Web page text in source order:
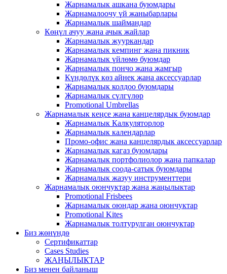
Жарнамалык ашкана буюмдары
Жарнамалоочу үй жаныбарлары
Жарнамалык шаймандар
Көңүл ачуу жана ачык жайлар
Жарнамалык жууркандар
Жарнамалык кемпинг жана пикник
Жарнамалык үйлөмө буюмдар
Жарнамалык пончо жана жамгыр
Күндөлүк көз айнек жана аксессуарлар
Жарнамалык колдоо буюмдары
Жарнамалык сүлгүлөр
Promotional Umbrellas
Жарнамалык кеңсе жана канцелярдык буюмдар
Жарнамалык Калкуляторлор
Жарнамалык календарлар
Промо-офис жана канцелярдык аксессуарлар
Жарнамалык кагаз буюмдары
Жарнамалык портфолиолор жана папкалар
Жарнамалык соода-сатык буюмдары
Жарнамалык жазуу инструменттери
Жарнамалык оюнчуктар жана жаңылыктар
Promotional Frisbees
Жарнамалык оюндар жана оюнчуктар
Promotional Kites
Жарнамалык толтурулган оюнчуктар
Биз жөнүндө
Сертификаттар
Cases Studies
ЖАҢЫЛЫКТАР
Биз менен байланыш